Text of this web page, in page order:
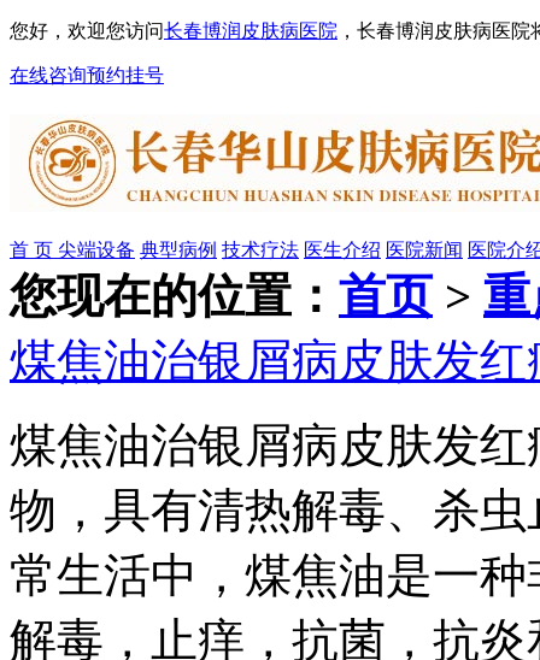
您好，欢迎您访问长春博润皮肤病医院 ，长春博润皮肤病医
在线咨询预约挂号
首 页 尖端设备 典型病例 技术疗法 医生介绍 医院新闻 医院介
您现在的位置： 首页 >
煤焦油治银屑病皮肤发红
煤焦油治银屑病皮肤发
物，具有清热解毒、杀
常生活中，煤焦油是一
解毒，止痒，抗菌，抗